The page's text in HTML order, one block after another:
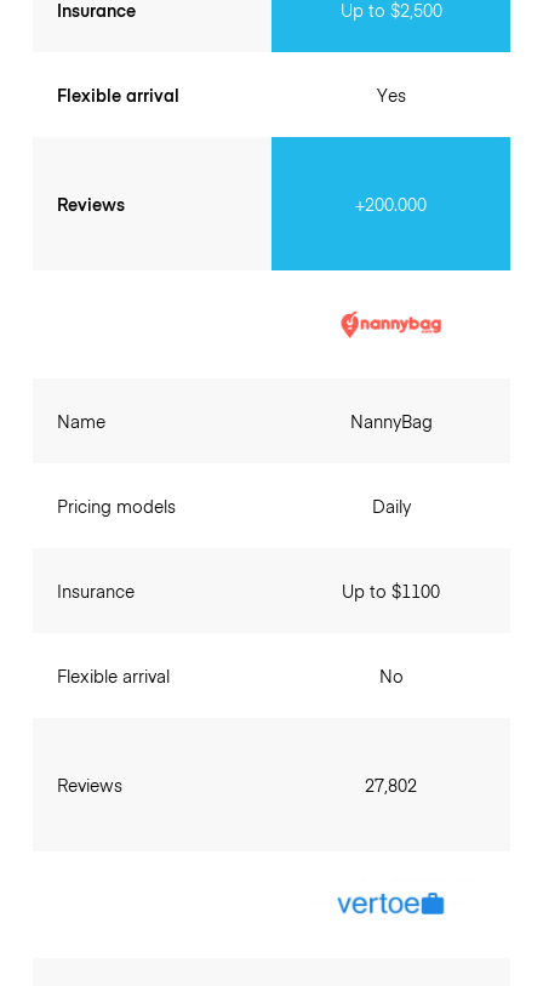
Insurance
Flexible arrival
Reviews
Up to $2,500
Yes
+200.000
Name
Pricing models
Insurance
Flexible arrival
Reviews
NannyBag
Daily
Up to $1100
No
27,802